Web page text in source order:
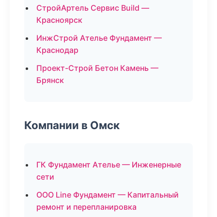
СтройАртель Сервис Build —
Красноярск
ИнжСтрой Ателье Фундамент —
Краснодар
Проект-Строй Бетон Камень —
Брянск
Компании в Омск
ГК Фундамент Ателье — Инженерные
сети
ООО Line Фундамент — Капитальный
ремонт и перепланировка